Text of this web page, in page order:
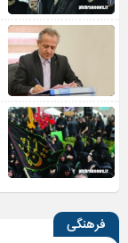
فرهنگی